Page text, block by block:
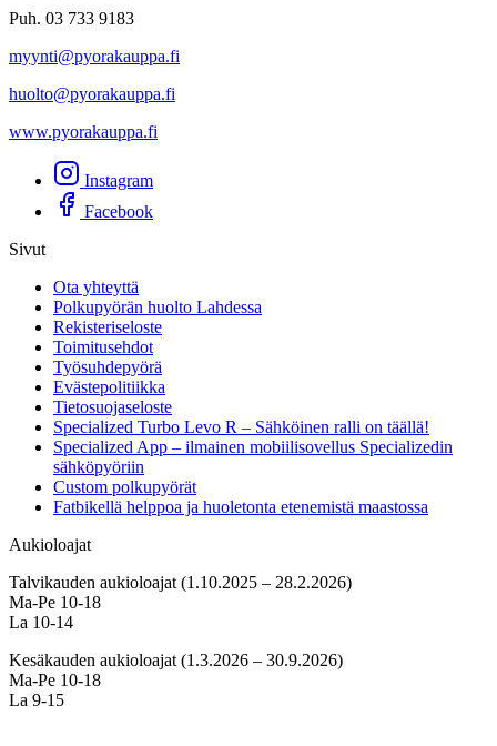
Puh. 03 733 9183
myynti@pyorakauppa.fi
huolto@pyorakauppa.fi
www.pyorakauppa.fi
Instagram
Facebook
Sivut
Ota yhteyttä
Polkupyörän huolto Lahdessa
Rekisteriseloste
Toimitusehdot
Työsuhdepyörä
Evästepolitiikka
Tietosuojaseloste
Specialized Turbo Levo R – Sähköinen ralli on täällä!
Specialized App – ilmainen mobiilisovellus Specializedin
sähköpyöriin
Custom polkupyörät
Fatbikellä helppoa ja huoletonta etenemistä maastossa
Aukioloajat
Talvikauden aukioloajat (1.10.2025 – 28.2.2026)
Ma-Pe 10-18
La 10-14
Kesäkauden aukioloajat (1.3.2026 – 30.9.2026)
Ma-Pe 10-18
La 9-15